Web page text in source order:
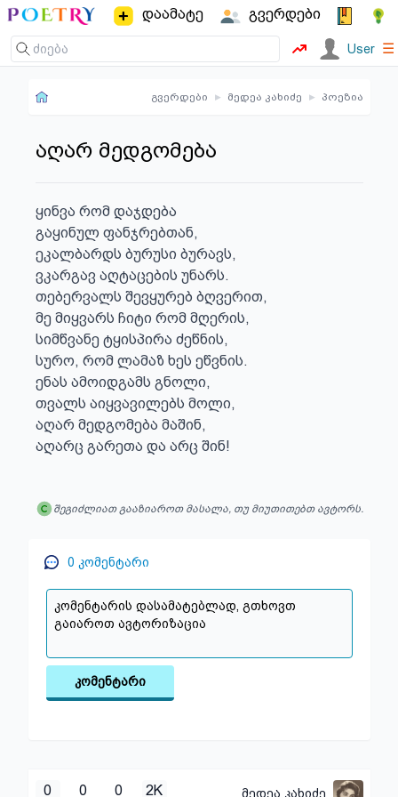
დაამატე გვერდები
User ☰
გვერდები ▸ მედეა კახიძე ▸ პოეზია
აღარ მედგომება
ყინვა რომ დაჯდება
გაყინულ ფანჯრებთან,
ეკალბარდს ბურუსი ბურავს,
ვკარგავ აღტაცების უნარს.
თებერვალს შევყურებ ბღვერით,
მე მიყვარს ჩიტი რომ მღერის,
სიმწვანე ტყისპირა ძეწნის,
სურო, რომ ლამაზ ხეს ეწვნის.
ენას ამოიდგამს გნოლი,
თვალს აიყვავილებს მოლი,
აღარ მედგომება მაშინ,
აღარც გარეთა და არც შინ!
შეგიძლიათ გააზიაროთ მასალა, თუ მიუთითებთ ავტორს.
0 კომენტარი
კომენტარი
0 0 0 2K მედეა კახიძე